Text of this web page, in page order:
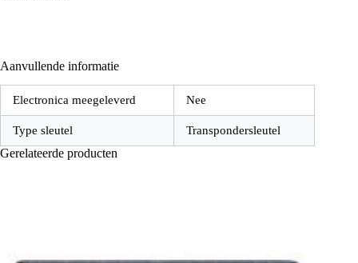
Aanvullende informatie
Electronica meegeleverd Nee
Type sleutel Transpondersleutel
Gerelateerde producten